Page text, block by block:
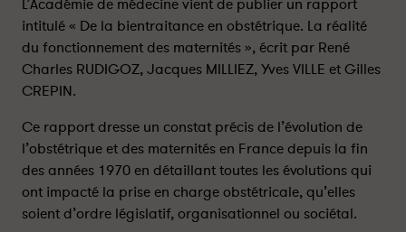
l
e
n
c
e
s
o
s
t
é
l
e
n
e
s
o
b
s
t
é
L’Académie de médecine vient de publier un rapport
intitulé « De la bientraitance en obstétrique. La réalité
du fonctionnement des maternités », écrit par René
Charles RUDIGOZ, Jacques MILLIEZ, Yves VILLE et Gilles
CREPIN.
Ce rapport dresse un constat précis de l’évolution de
l’obstétrique et des maternités en France depuis la fin
des années 1970 en détaillant toutes les évolutions qui
ont impacté la prise en charge obstétricale, qu’elles
soient d’ordre législatif, organisationnel ou sociétal.